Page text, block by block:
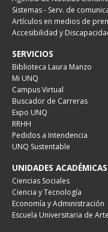
Sistemas - Serv. de
Artículos en medios de
Accesibilidad y
SERVICIOS
Biblioteca Laura Manzo
Mi UNQ
Campus Virtual
Buscador de Carreras
Expo UNQ
RRHH
Pedidos a Intendencia
UNQ Sustentable
UNIDADES ACADÉMICAS
Ciencias Sociales
Ciencia y Tecnología
Economía y Administración
Escuela Universitaria de